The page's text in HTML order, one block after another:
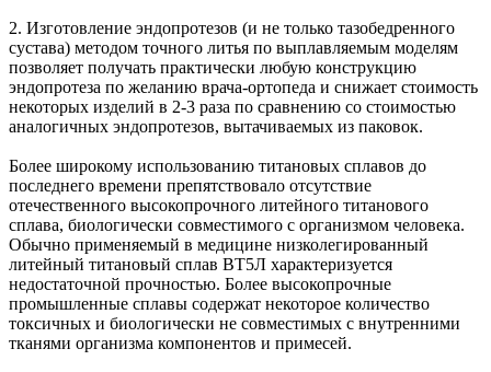
2. Изготовление эндопротезов (и не только тазобедренного
сустава) методом точного литья по выплавляемым моделям
позволяет получать практически любую конструкцию
эндопротеза по желанию врача-ортопеда и снижает стоимость
некоторых изделий в 2-3 раза по сравнению со стоимостью
аналогичных эндопротезов, вытачиваемых из паковок.
Более широкому использованию титановых сплавов до
последнего времени препятствовало отсутствие
отечественного высокопрочного литейного титанового
сплава, биологически совместимого с организмом человека.
Обычно применяемый в медицине низколегированный
литейный титановый сплав ВТ5Л характеризуется
недостаточной прочностью. Более высокопрочные
промышленные сплавы содержат некоторое количество
токсичных и биологически не совместимых с внутренними
тканями организма компонентов и примесей.